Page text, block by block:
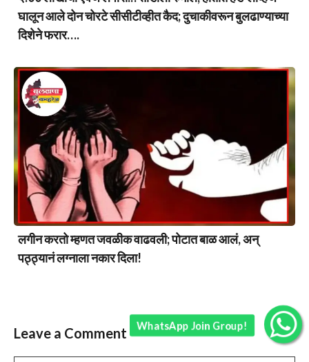
घालून आले दोन चोरटे सीसीटीव्हीत कैद; दुचाकीवरून बुलढाण्याच्या
दिशेने फरार….
लगीन करतो म्हणत जवळीक वाढवली; पोटात बाळ आलं, अन्
पठ्ठ्यानं लग्नाला नकार दिला!
Leave a Comment WhatsApp Join Group!